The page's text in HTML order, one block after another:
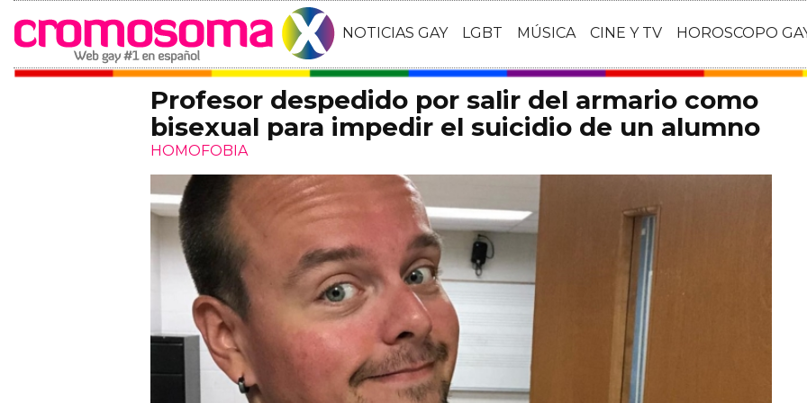
NOTICIAS GAY LGBT MÚSICA CINE Y TV HOROSCOPO
Profesor despedido por salir del armario como
bisexual para impedir el suicidio de un alumno
HOMOFOBIA